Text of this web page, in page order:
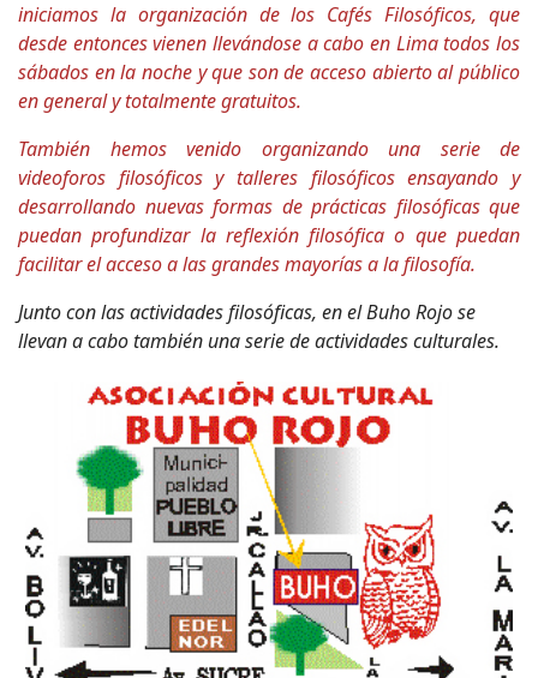
iniciamos la organización de los Cafés Filosóficos, que
desde entonces vienen llevándose a cabo en Lima todos los
sábados en la noche y que son de acceso abierto al público
en general y totalmente gratuitos.
También hemos venido organizando una serie de
videoforos filosóficos y talleres filosóficos ensayando y
desarrollando nuevas formas de prácticas filosóficas que
puedan profundizar la reflexión filosófica o que puedan
facilitar el acceso a las grandes mayorías a la filosofía.
Junto con las actividades filosóficas, en el Buho Rojo se
llevan a cabo también una serie de actividades culturales.